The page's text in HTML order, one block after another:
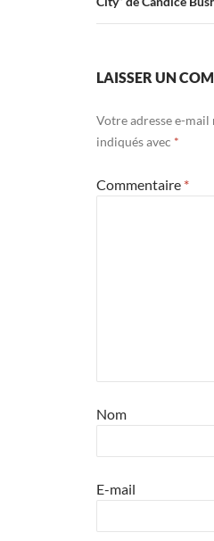
LAISSER UN
Votre adresse e-mail
indiqués avec *
Commentaire *
Nom
E-mail